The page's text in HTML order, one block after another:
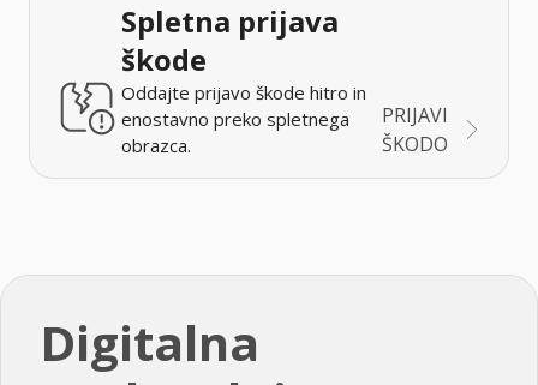
Spletna prijava
škode
Oddajte prijavo škode hitro in
enostavno preko spletnega
obrazca.
PRIJAVI
ŠKODO
Digitalna